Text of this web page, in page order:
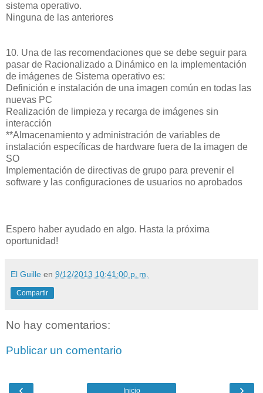
sistema operativo.
Ninguna de las anteriores
10. Una de las recomendaciones que se debe seguir para
pasar de Racionalizado a Dinámico en la implementación
de imágenes de Sistema operativo es:
Definición e instalación de una imagen común en todas las
nuevas PC
Realización de limpieza y recarga de imágenes sin
interacción
**Almacenamiento y administración de variables de
instalación específicas de hardware fuera de la imagen de
SO
Implementación de directivas de grupo para prevenir el
software y las configuraciones de usuarios no aprobados
Espero haber ayudado en algo. Hasta la próxima
oportunidad!
El Guille en 9/12/2013 10:41:00 p. m.
Compartir
No hay comentarios:
Publicar un comentario
Inicio